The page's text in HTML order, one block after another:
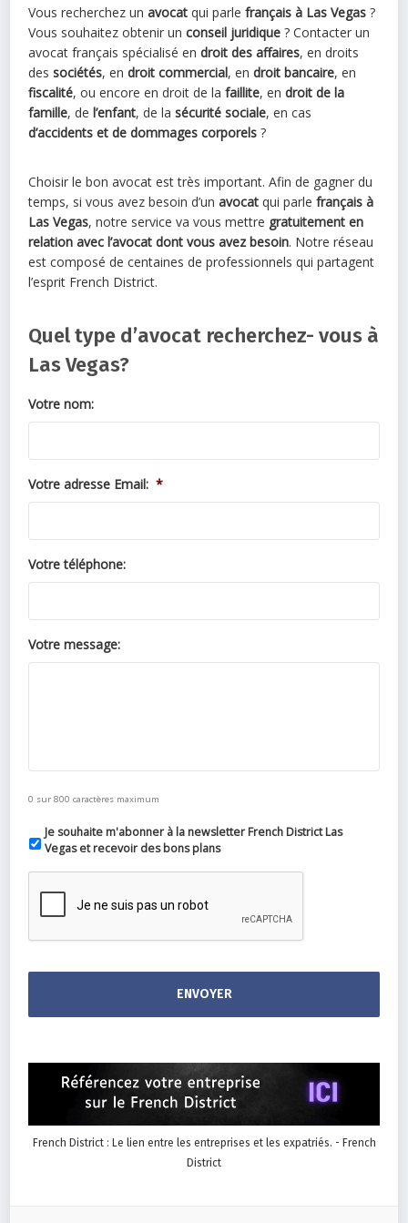
Vous recherchez unavocatqui parle français à Las Vegas ?
Vous souhaitez obtenir unconseil juridique ? Contacter un
avocat français spécialisé endroit des affaires, en droits
dessociétés, endroit commercial, endroit bancaire, en
fiscalité, ou encore en droit de lafaillite, endroit de la
famille, del’enfant, de la sécurité sociale, en cas
d’accidents et de dommages corporels ?
Choisir le bon avocat est très important. Afin de gagner du
temps, si vous avez besoin d’unavocat qui parlefrançais à
Las Vegas, notre service va vous mettre gratuitement en
relation avec l’avocat dont vous avez besoin. Notre réseau
est composé de centaines de professionnels qui partagent
l’esprit French District.
Quel type d’avocat recherchez- vous à
Las Vegas?
Votre nom:
Votre adresse Email: *
Votre téléphone:
Votre message:
0 sur 800 caractères maximum
Je souhaite m'abonner à la newsletter French District Las
Vegas et recevoir des bons plans
French District : Le lien entre les entreprises et les expatriés. - French
District